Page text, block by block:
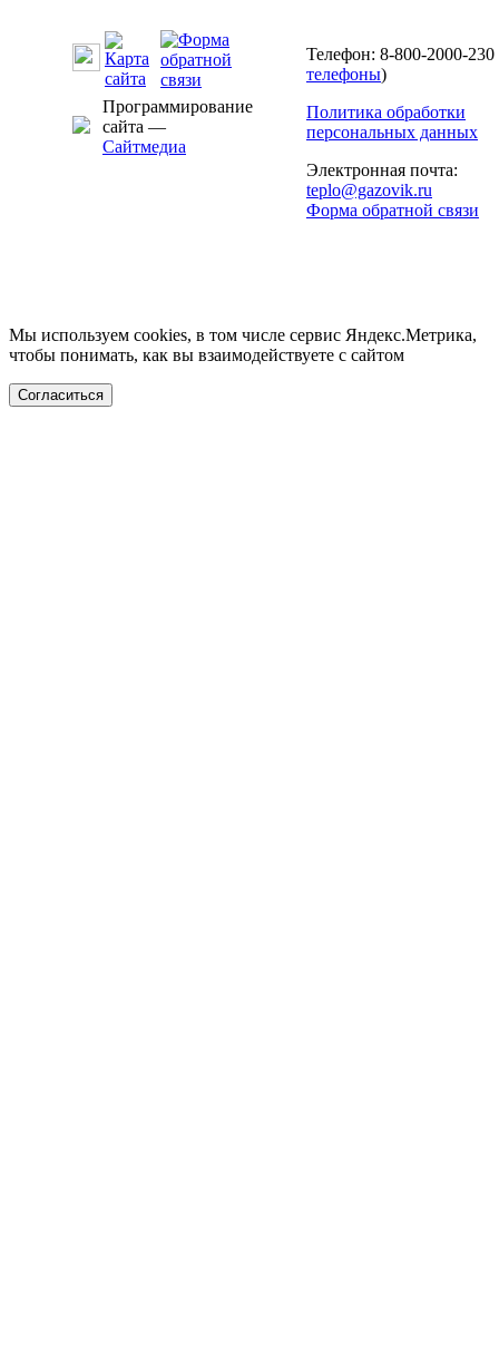
Программирование
сайта —
Сайтмедиа
Телефон: 8-800-2000-230
телефоны)
Политика обработки
персональных данных
Электронная почта:
teplo@gazovik.ru
Форма обратной связи
Мы используем cookies, в том числе сервис Яндекс.Метрика,
чтобы понимать, как вы взаимодействуете с сайтом
Согласиться